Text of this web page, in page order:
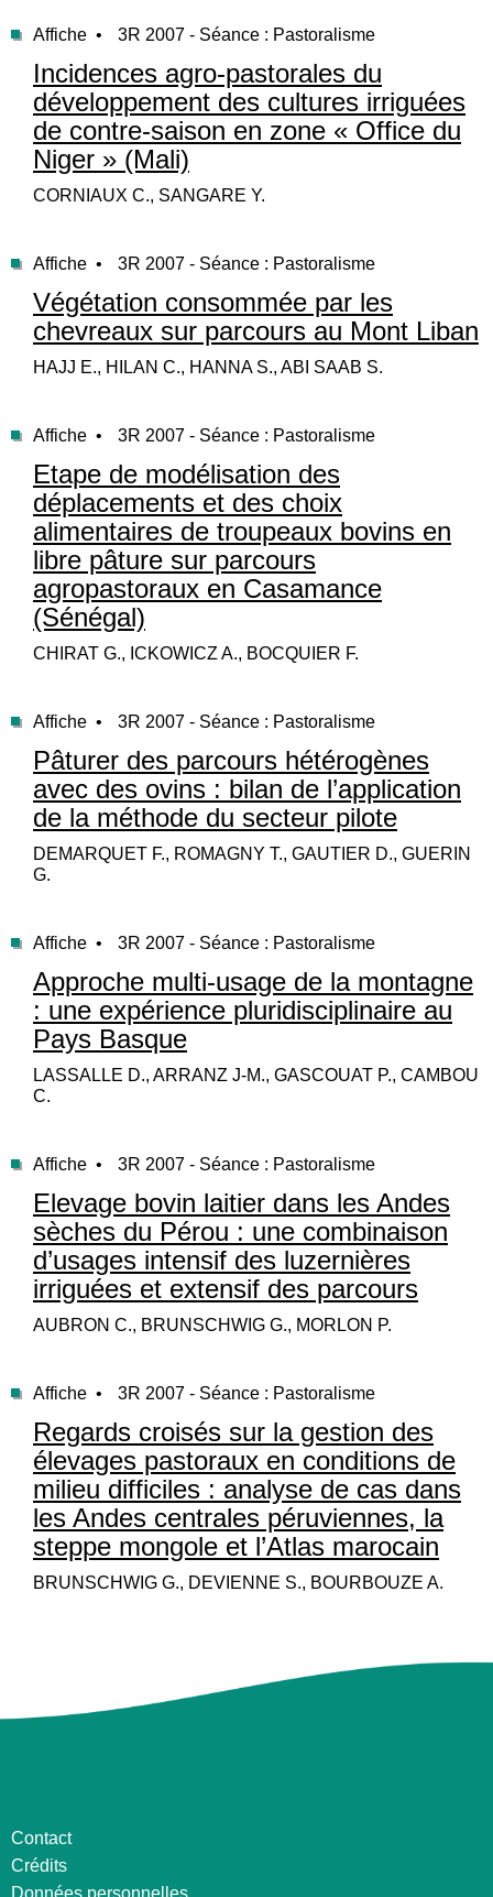
Affiche • 3R 2007 - Séance : Pastoralisme
Incidences agro-pastorales du
développement des cultures irriguées
de contre-saison en zone « Office du
Niger » (Mali)
CORNIAUX C., SANGARE Y.
Affiche • 3R 2007 - Séance : Pastoralisme
Végétation consommée par les
chevreaux sur parcours au Mont Liban
HAJJ E., HILAN C., HANNA S., ABI SAAB S.
Affiche • 3R 2007 - Séance : Pastoralisme
Etape de modélisation des
déplacements et des choix
alimentaires de troupeaux bovins en
libre pâture sur parcours
agropastoraux en Casamance
(Sénégal)
CHIRAT G., ICKOWICZ A., BOCQUIER F.
Affiche • 3R 2007 - Séance : Pastoralisme
Pâturer des parcours hétérogènes
avec des ovins : bilan de l’application
de la méthode du secteur pilote
DEMARQUET F., ROMAGNY T., GAUTIER D., GUERIN
G.
Affiche • 3R 2007 - Séance : Pastoralisme
Approche multi-usage de la montagne
: une expérience pluridisciplinaire au
Pays Basque
LASSALLE D., ARRANZ J-M., GASCOUAT P., CAMBOU
C.
Affiche • 3R 2007 - Séance : Pastoralisme
Elevage bovin laitier dans les Andes
sèches du Pérou : une combinaison
d’usages intensif des luzernières
irriguées et extensif des parcours
AUBRON C., BRUNSCHWIG G., MORLON P.
Affiche • 3R 2007 - Séance : Pastoralisme
Regards croisés sur la gestion des
élevages pastoraux en conditions de
milieu difficiles : analyse de cas dans
les Andes centrales péruviennes, la
steppe mongole et l’Atlas marocain
BRUNSCHWIG G., DEVIENNE S., BOURBOUZE A.
Contact
Crédits